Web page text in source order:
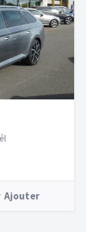
Ajouter